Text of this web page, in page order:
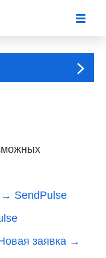
SendPulse
заявка →